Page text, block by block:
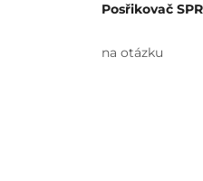
Posřikovač
na otázku